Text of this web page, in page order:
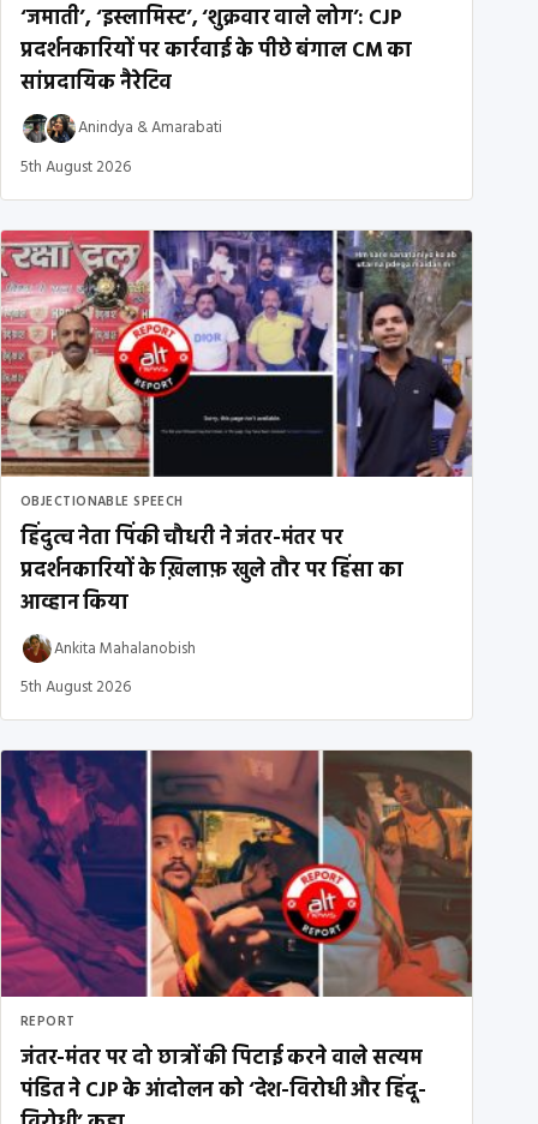
‘जमाती’, ‘इस्लामिस्ट’, ‘शुक्रवार वाले लोग’: CJP
प्रदर्शनकारियों पर कार्रवाई के पीछे बंगाल CM का
सांप्रदायिक नैरेटिव
Anindya &Amarabati
5th August 2026
OBJECTIONABLE SPEECH
हिंदुत्व नेता पिंकी चौधरी ने जंतर-मंतर पर
प्रदर्शनकारियों के ख़िलाफ़ खुले तौर पर हिंसा का
आव्हान किया
Ankita Mahalanobish
5th August 2026
REPORT
जंतर-मंतर पर दो छात्रों की पिटाई करने वाले सत्यम
पंडित ने CJP के आंदोलन को ‘देश-विरोधी और हिंदू-